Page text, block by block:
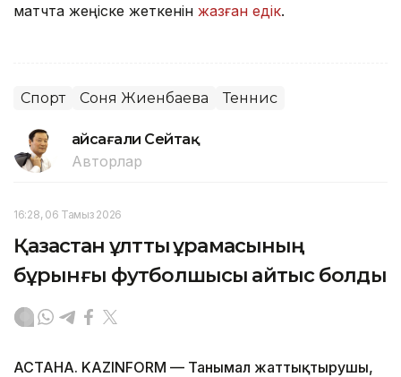
матчта жеңіске жеткенін жазған едік.
Спорт Соня Жиенбаева Теннис
Ғайсағали Сейтақ
Авторлар
16:28, 06 Тамыз 2026
Қазақстан ұлттық құрамасының
бұрынғы футболшысы қайтыс болды
АСТАНА. KAZINFORM — Танымал жаттықтырушы,